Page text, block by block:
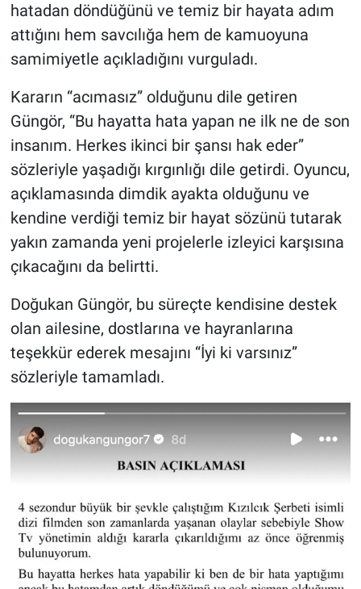
hatadan döndüğünü ve temiz bir hayata adım
attığını hem savcılığa hem de kamuoyuna
samimiyetle açıkladığını vurguladı.
Kararın “acımasız” olduğunu dile getiren
Güngör, “Bu hayatta hata yapan ne ilk ne de son
insanım. Herkes ikinci bir şansı hak eder”
sözleriyle yaşadığı kırgınlığı dile getirdi. Oyuncu,
açıklamasında dimdik ayakta olduğunu ve
kendine verdiği temiz bir hayat sözünü tutarak
yakın zamanda yeni projelerle izleyici karşısına
çıkacağını da belirtti.
Doğukan Güngör, bu süreçte kendisine destek
olan ailesine, dostlarına ve hayranlarına
teşekkür ederek mesajını “İyi ki varsınız”
sözleriyle tamamladı.